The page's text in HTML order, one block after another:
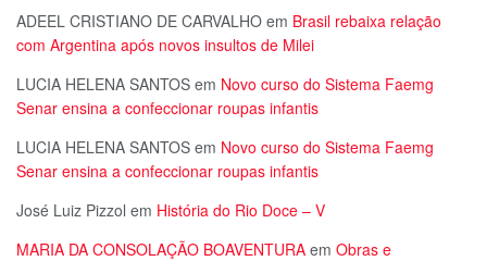
ADEEL CRISTIANO DE CARVALHO em Brasil rebaixa relação
com Argentina após novos insultos de Milei
LUCIA HELENA SANTOS em Novo curso do Sistema Faemg
Senar ensina a confeccionar roupas infantis
LUCIA HELENA SANTOS em Novo curso do Sistema Faemg
Senar ensina a confeccionar roupas infantis
José Luiz Pizzol em História do Rio Doce – V
MARIA DA CONSOLAÇÃO BOAVENTURA em Obras e